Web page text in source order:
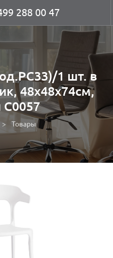
288 00 47
1 шт. в
48х48х74см,
Товары